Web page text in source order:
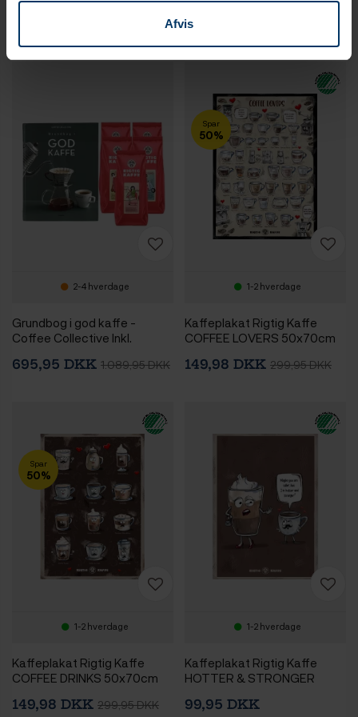
Afvis
Produkter i samme kategori
2-4 hverdage
Grundbog i god kaffe -
Coffee Collective Inkl.
695,95 DKK 1.089,95 DKK
Spar
50%
1-2 hverdage
Kaffeplakat Rigtig Kaffe
COFFEE LOVERS 50x70cm
149,98 DKK 299,95 DKK
Spar
50%
1-2 hverdage
Kaffeplakat Rigtig Kaffe
COFFEE DRINKS 50x70cm
149,98 DKK 299,95 DKK
1-2 hverdage
Kaffeplakat Rigtig Kaffe
HOTTER & STRONGER
99,95 DKK